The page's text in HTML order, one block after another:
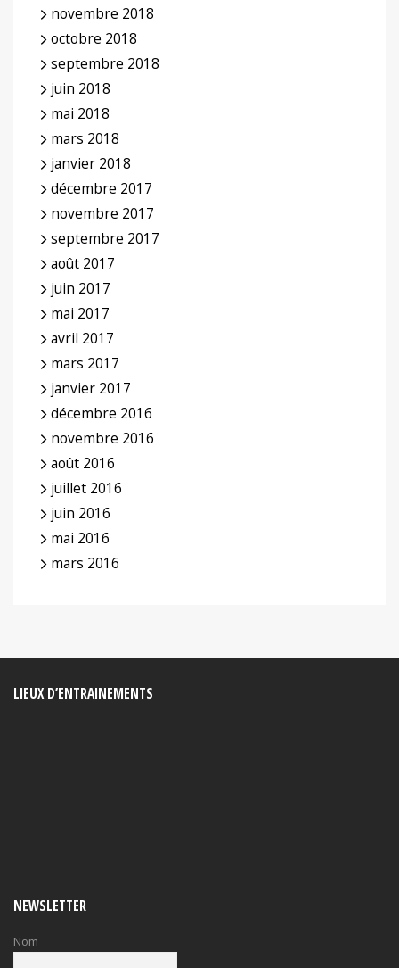
novembre 2018
octobre 2018
septembre 2018
juin 2018
mai 2018
mars 2018
janvier 2018
décembre 2017
novembre 2017
septembre 2017
août 2017
juin 2017
mai 2017
avril 2017
mars 2017
janvier 2017
décembre 2016
novembre 2016
août 2016
juillet 2016
juin 2016
mai 2016
mars 2016
LIEUX D’ENTRAINEMENTS
NEWSLETTER
Nom